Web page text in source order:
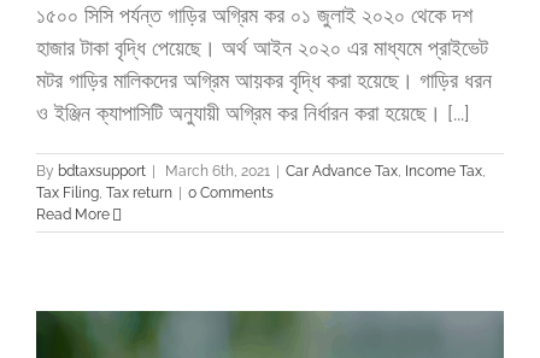
১৫০০ সিসি পর্যন্ত গাড়ির অগ্রিম কর ০১ জুলাই ২০২০ থেকে দশ
হাজার টাকা বৃদ্ধি পেয়েছে। অর্থ আইন ২০২০ এর মাধ্যমে প্রাইভেট
মটর গাড়ির মালিকদের অগ্রিম আয়কর বৃদ্ধি করা হয়েছে। গাড়ির ধরন
ও ইঞ্জিন ক্যাপাসিটি অনুযায়ী অগ্রিম কর নির্ধারন করা হয়েছে। [...]
By bdtaxsupport | March 6th, 2021 | Car Advance Tax Income Tax
Tax Filing Tax return | 0 Comments
Read More